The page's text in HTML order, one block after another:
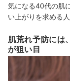
気になる40代の肌
い上がりを求める
肌荒れ予防には
が狙い目